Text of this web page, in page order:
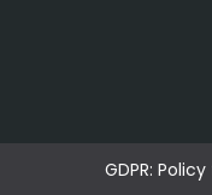
GDPR: